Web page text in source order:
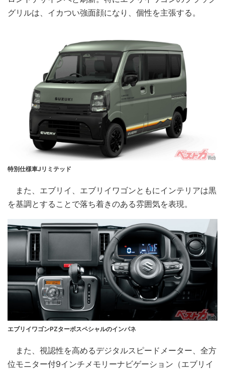
グリルは、イカつい強面顔になり、個性を主張する。
特別仕様車Jリミテッド
また、エブリイ、エブリイワゴンともにインテリアは黒
を基調とすることで落ち着きのある雰囲気を表現。
エブリイワゴンPZターボスペシャルのインパネ
また、視認性を高めるデジタルスピードメーター、全方
位モニター付9インチメモリーナビゲーション（エブリイ